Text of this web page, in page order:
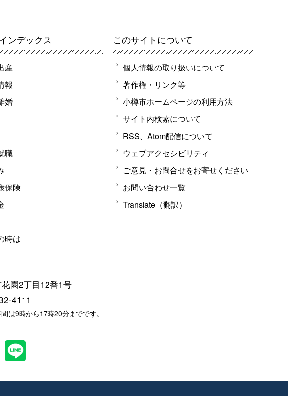
ンデックス
産
報
婚
職
保険
時は
このサイトについて
個人情報の取り扱いについて
著作権・リンク等
小樽市ホームページの利用方法
サイト内検索について
RSS、Atom配信について
ウェブアクセシビリティ
ご意見・お問合せをお寄せください
お問い合わせ一覧
Translate（翻訳）
園2丁目12番1号
4111
は9時から17時20分までです。